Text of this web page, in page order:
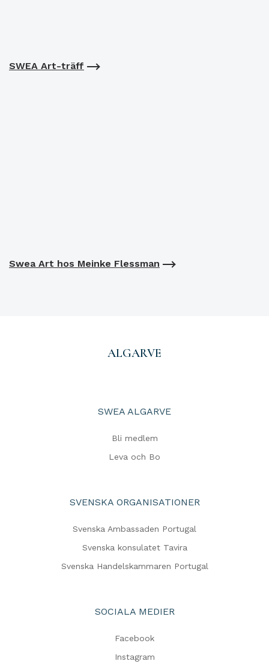
SWEA Art-träff
Swea Art hos Meinke Flessman
ALGARVE
SWEA ALGARVE
Bli medlem
Leva och Bo
SVENSKA ORGANISATIONER
Svenska Ambassaden Portugal
Svenska konsulatet Tavira
Svenska Handelskammaren Portugal
SOCIALA MEDIER
Facebook
Instagram